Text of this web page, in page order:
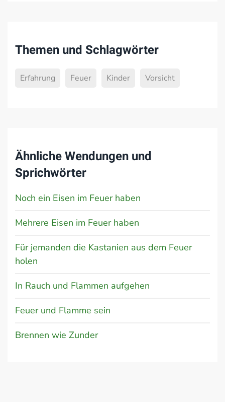
Themen und Schlagwörter
Erfahrung Feuer Kinder Vorsicht
Ähnliche Wendungen und
Sprichwörter
Noch ein Eisen im Feuer haben
Mehrere Eisen im Feuer haben
Für jemanden die Kastanien aus dem Feuer
holen
In Rauch und Flammen aufgehen
Feuer und Flamme sein
Brennen wie Zunder